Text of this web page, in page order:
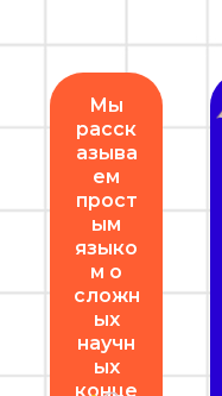
Мы
расск
азыва
ем
прост
ым
языко
м о
сложн
ых
научн
ых
конце